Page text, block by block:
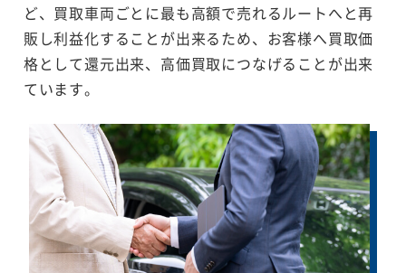
ど、買取車両ごとに最も高額で売れるルートへと再
販し利益化することが出来るため、お客様へ買取価
格として還元出来、高価買取につなげることが出来
ています。